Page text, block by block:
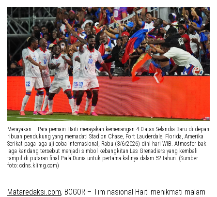
Merayakan – Para pemain Haiti merayakan kemenangan 4-0 atas Selandia Baru di depan
ribuan pendukung yang memadati Stadion Chase, Fort Lauderdale, Florida, Amerika
Serikat paga laga uji coba internasional, Rabu (3/6/2026) dini hari WIB. Atmosfer bak
laga kandang tersebut menjadi simbol kebangkitan Les Grenadiers yang kembali
tampil di putaran final Piala Dunia untuk pertama kalinya dalam 52 tahun. (Sumber
foto: cdns.klimg.com)
Mataredaksi.com, BOGOR – Tim nasional Haiti menikmati malam